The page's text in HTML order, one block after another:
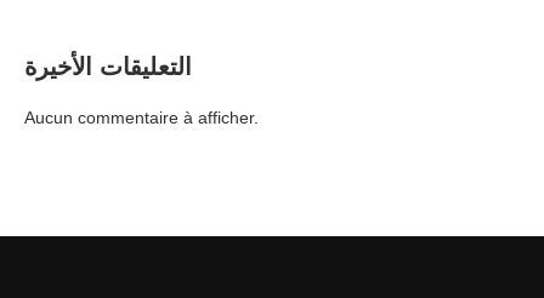
التعليقات الأخيرة
Aucun commentaire à afficher.